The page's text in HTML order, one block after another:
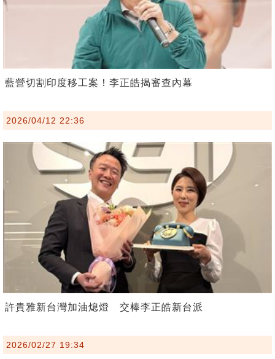
藍營切割印度移工案！李正皓揭審查內幕
2026/04/12 22:36
許貴雅新台灣加油熄燈 交棒李正皓新台派
2026/02/27 19:34